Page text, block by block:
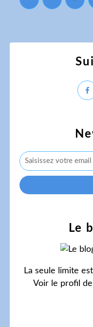
Le
La seule limite
Voir le profil de